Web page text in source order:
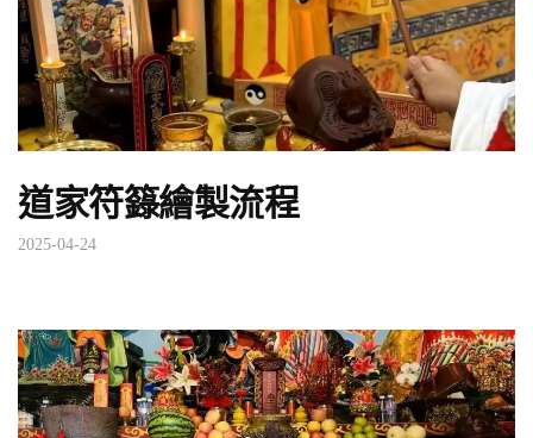
道家符籙繪製流程
2025-04-24